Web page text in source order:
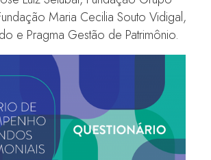
Maria Cecilia Souto Vidigal,
e Pragma Gestão de Patrimônio.